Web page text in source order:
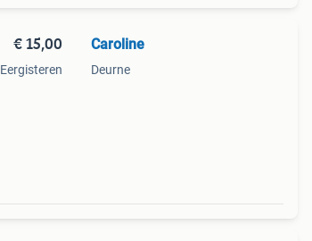
€ 15,00
Eergisteren
Caroline
Deurne